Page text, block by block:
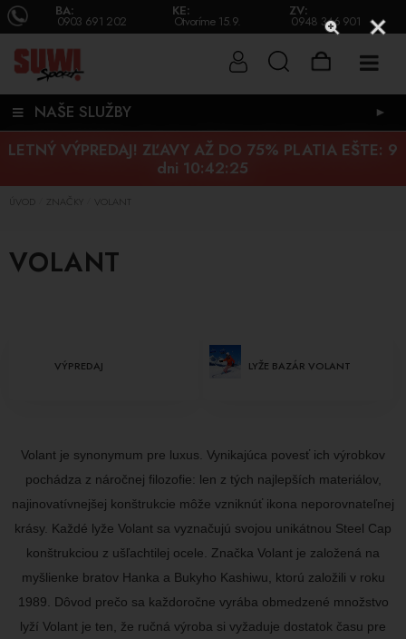
BA:
0903 691 202
KE:
Otvoríme 15.9.
ZV:
0948 346 901
NAŠE SLUŽBY ►
LETNÝ VÝPREDAJ! ZĽAVY AŽ DO 75% PLATIA EŠTE: 9
dni 10:42:24
ÚVOD ZNAČKY VOLANT
VOLANT
VÝPREDAJ LYŽE BAZÁR VOLANT
Volant je synonymum pre luxus. Vynikajúca povesť ich výrobkov
pochádza z náročnej filozofie: len z tých najlepších materiálov,
najinovatívnejšej konštrukcie môže vzniknúť ikona neporovnateľnej
krásy. Každé lyže Volant sa vyznačujú svojou unikátnou Steel Cap
konštrukciou z ušľachtilej ocele. Značka Volant je založená na
myšlienke bratov Hanka a Bukyho Kashiwu, ktorú založili v roku
1989. Dôvod prečo sa každoročne vyrába obmedzené množstvo
lyží Volant je ten, že ručná výroba si vyžaduje dostatok času pre